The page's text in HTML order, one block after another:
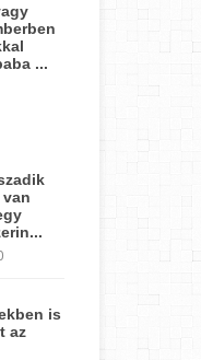
...
van
is
az